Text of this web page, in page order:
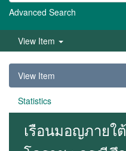
Advanced Search
View Item
View Item
Statistics
เรือนมอญภายใ